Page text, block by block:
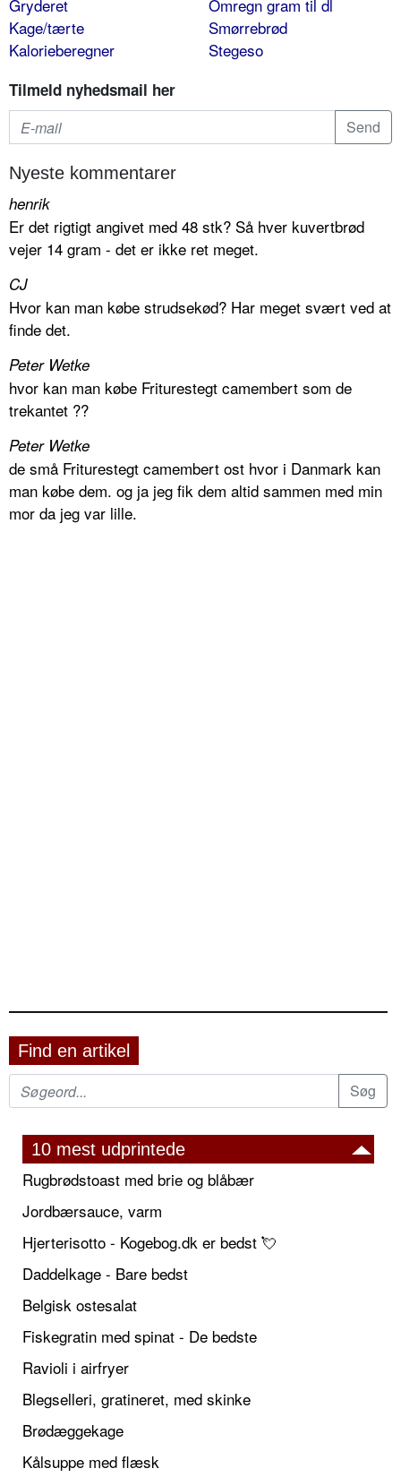
Gryderet
Kage/tærte
Kalorieberegner
Omregn gram til dl
Smørrebrød
Stegeso
Tilmeld nyhedsmail her
Nyeste kommentarer
henrik
Er det rigtigt angivet med 48 stk? Så hver kuvertbrød
vejer 14 gram - det er ikke ret meget.
CJ
Hvor kan man købe strudsekød? Har meget svært ved at
finde det.
Peter Wetke
hvor kan man købe Friturestegt camembert som de
trekantet ??
Peter Wetke
de små Friturestegt camembert ost hvor i Danmark kan
man købe dem. og ja jeg fik dem altid sammen med min
mor da jeg var lille.
Find en artikel
10 mest udprintede
Rugbrødstoast med brie og blåbær
Jordbærsauce, varm
Hjerterisotto - Kogebog.dk er bedst 💘
Daddelkage - Bare bedst
Belgisk ostesalat
Fiskegratin med spinat - De bedste
Ravioli i airfryer
Blegselleri, gratineret, med skinke
Brødæggekage
Kålsuppe med flæsk